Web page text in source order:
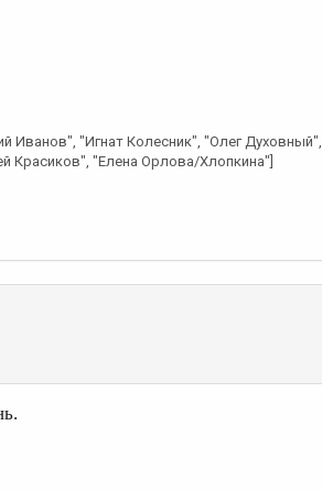
Иванов", "Игнат Колесник", "Олег Духовный",
Красиков", "Елена Орлова/Хлопкина"]